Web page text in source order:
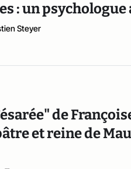
: un
Steyer
de
et reine de